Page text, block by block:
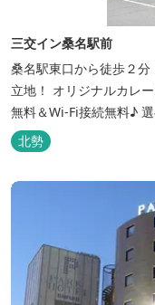
三交イン桑名駅前
桑名駅東口から徒歩２
立地！ オリジナルカレ
無料＆Wi-Fi接続無料♪
適な滞在をサポート！
北勢